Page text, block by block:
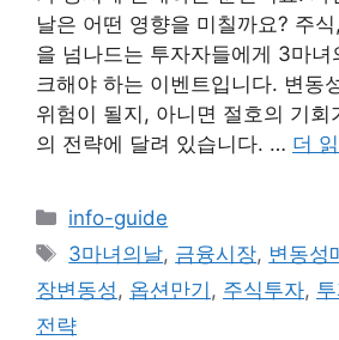
날은 어떤 영향을 미칠까요? 주
을 넘나드는 투자자들에게 3마녀
크해야 하는 이벤트입니다. 변동
위험이 될지, 아니면 절호의 기회
의 전략에 달려 있습니다. … 더
카
테
리
info-guide
태
그
3마녀의날, 금융시장, 변동성
장변동성 , 옵션만기 , 주식투자,
전략